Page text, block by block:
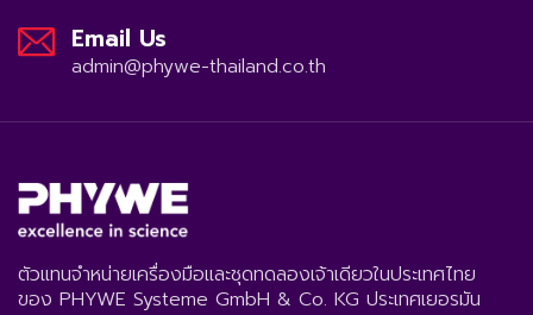
Email Us
admin@phywe-thailand.co.th
ตัวแทนจำหน่ายเครื่องมือและชุดทดลองเจ้าเดียวในประเทศไทย
ของ PHYWE Systeme GmbH & Co. KG ประเทศเยอรมัน